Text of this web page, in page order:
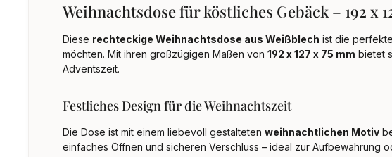
Weihnachtsdose für köstliches Gebäck – 192 x
Diese rechteckige Weihnachtsdose aus Weißblech ist die
möchten. Mit ihren großzügigen Maßen von 192 x 127 x 75 mm bietet
Adventszeit.
Festliches Design für die Weihnachtszeit
Die Dose ist mit einem liebevoll gestalteten weihnachtlichen Motiv
einfaches Öffnen und sicheren Verschluss – ideal zur Aufbewahrung